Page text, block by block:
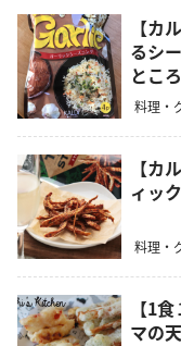
【カ
るシ
とこ
料理・
【カ
ィッ
料理・
【1
マの